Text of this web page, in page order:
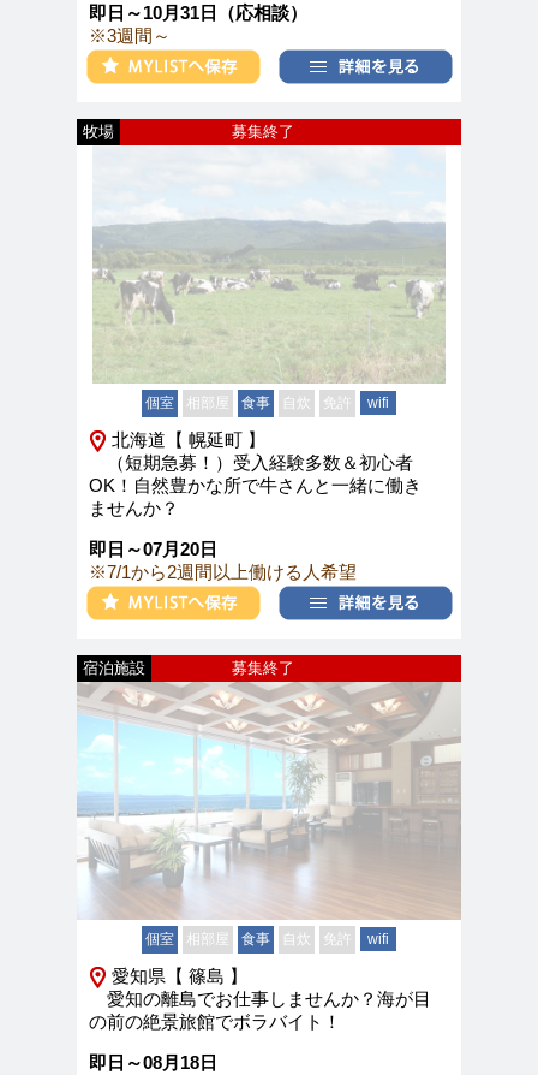
即日～10月31日（応相談）
※3週間～
募集終了
牧場
個室 相部屋 食事 自炊 免許 wifi
北海道【 幌延町 】
（短期急募！）受入経験多数＆初心者
OK！自然豊かな所で牛さんと一緒に働き
ませんか？
即日～07月20日
※7/1から2週間以上働ける人希望
募集終了
宿泊施設
個室 相部屋 食事 自炊 免許 wifi
愛知県【 篠島 】
愛知の離島でお仕事しませんか？海が目
の前の絶景旅館でボラバイト！
即日～08月18日